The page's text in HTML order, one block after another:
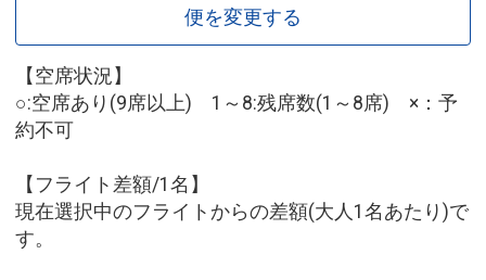
便を変更する
【空席状況】
○:空席あり(9席以上) 1～8:残席数(1～8席) ×：予
約不可
【フライト差額/1名】
現在選択中のフライトからの差額(大人1名あたり)で
す。